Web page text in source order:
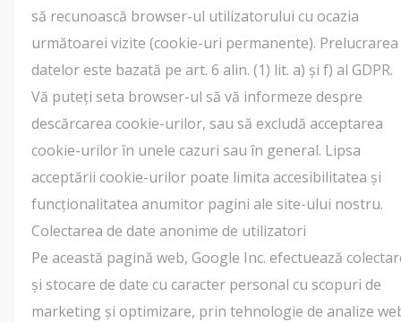
să recunoască browser-ul utilizatorului cu ocazia
următoarei vizite (cookie-uri permanente). Prelucrarea
datelor este bazată pe art. 6 alin. (1) lit. a) și f) al GDPR.
Vă puteți seta browser-ul să vă informeze despre
descărcarea cookie-urilor, sau să excludă acceptarea
cookie-urilor în unele cazuri sau în general. Lipsa
acceptării cookie-urilor poate limita accesibilitatea și
funcționalitatea anumitor pagini ale site-ului nostru.
Colectarea de date anonime de utilizatori
Pe această pagină web, Google Inc. efectuează
și stocare de date cu caracter personal cu scopuri de
marketing și optimizare, prin tehnologie de analize